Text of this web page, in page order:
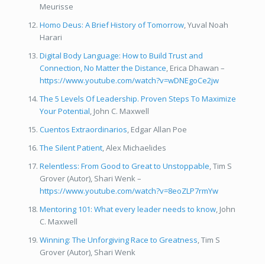
Meurisse
Homo Deus: A Brief History of Tomorrow, Yuval Noah
Harari
Digital Body Language: How to Build Trust and
Connection, No Matter the Distance , Erica Dhawan –
https://www.youtube.com/watch?v=wDNEgoCe2jw
The 5 Levels Of Leadership. Proven Steps To Maximize
Your Potential , John C. Maxwell
Cuentos Extraordinarios , Edgar Allan Poe
The Silent Patient, Alex Michaelides
Relentless: From Good to Great to Unstoppable , Tim S
Grover (Autor), Shari Wenk –
https://www.youtube.com/watch?v=8eoZLP7rmYw
Mentoring 101: What every leader needs to know, John
C. Maxwell
Winning: The Unforgiving Race to Greatness , Tim S
Grover (Autor), Shari Wenk